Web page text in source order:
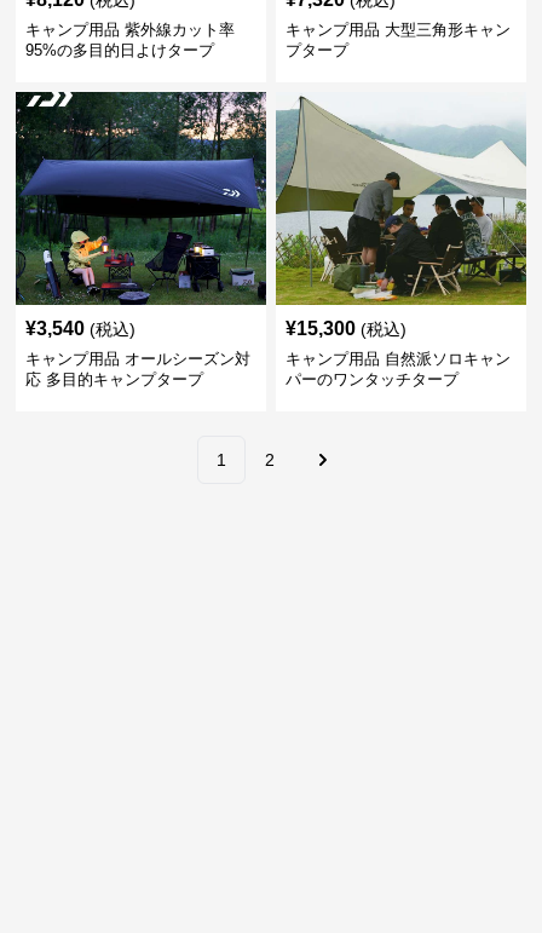
キャンプ用品 紫外線カット率
95%の多目的日よけタープ
キャンプ用品 大型三角形キャン
プタープ
¥3,540 (税込)
キャンプ用品 オールシーズン対
応 多目的キャンプタープ
¥15,300 (税込)
キャンプ用品 自然派ソロキャン
パーのワンタッチタープ
1 2